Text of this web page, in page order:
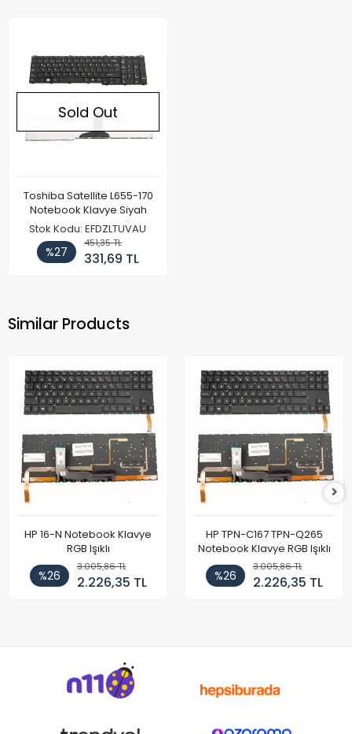
Sold Out
Toshiba Satellite L655-170
Notebook Klavye Siyah
Stok Kodu: EFDZLTUVAU
%27
451,35 TL
331,69 TL
Similar Products
HP 16-N Notebook Klavye
RGB Işıklı
%26
3.005,86 TL
2.226,35 TL
HP TPN-C167 TPN-Q265
Notebook Klavye RGB Işıklı
%26
3.005,86 TL
2.226,35 TL